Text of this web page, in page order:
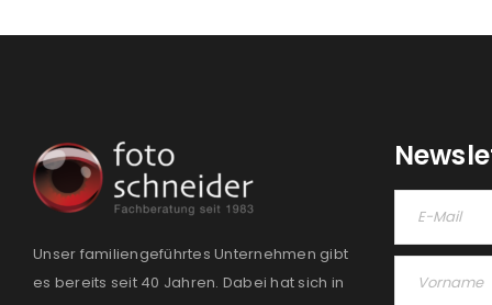
Unser familiengeführtes Unternehmen gibt
es bereits seit 40 Jahren. Dabei hat sich in